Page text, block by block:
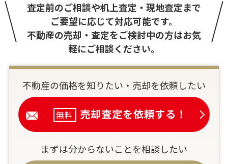
査定前のご相談や机上査定・現地査定まで
ご要望に応じて対応可能です。
不動産の売却・査定をご検討中の方はお気
軽にご相談ください。
不動産の価格を知りたい・売却を依頼したい
無料 売却査定を依頼する！
まずは分からないことを相談したい